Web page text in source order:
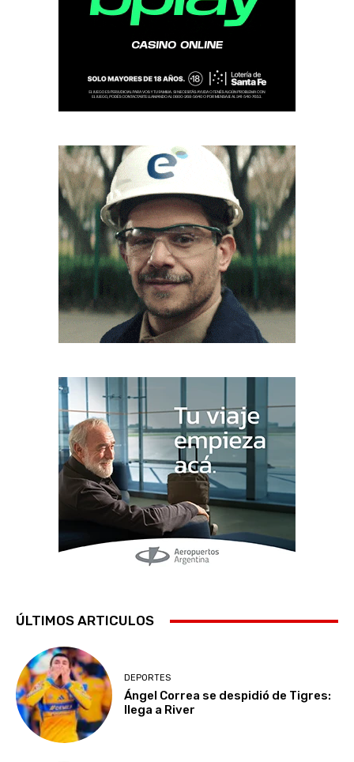
ÚLTIMOS ARTICULOS
DEPORTES
Ángel Correa se despidió de Tigres:
llega a River